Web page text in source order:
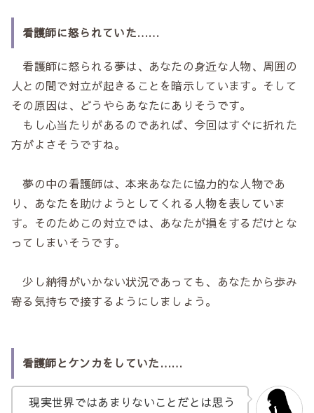
看護師に怒られていた……
看護師に怒られる夢は、あなたの身近な人物、周囲の
人との間で対立が起きることを暗示しています。そして
その原因は、どうやらあなたにありそうです。
もし心当たりがあるのであれば、今回はすぐに折れた
方がよさそうですね。
夢の中の看護師は、本来あなたに協力的な人物であ
り、あなたを助けようとしてくれる人物を表していま
す。そのためこの対立では、あなたが損をするだけとな
ってしまいそうです。
少し納得がいかない状況であっても、あなたから歩み
寄る気持ちで接するようにしましょう。
看護師とケンカをしていた……
現実世界ではあまりないことだとは思う